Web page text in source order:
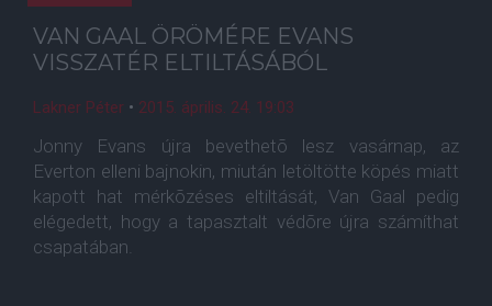
VAN GAAL ÖRÖMÉRE EVANS
VISSZATÉR ELTILTÁSÁBÓL
Lakner Péter • 2015. április. 24. 19:03
Jonny Evans újra bevethetõ lesz vasárnap, az
Everton elleni bajnokin, miután letöltötte köpés miatt
kapott hat mérkõzéses eltiltását, Van Gaal pedig
elégedett, hogy a tapasztalt védõre újra számíthat
csapatában.